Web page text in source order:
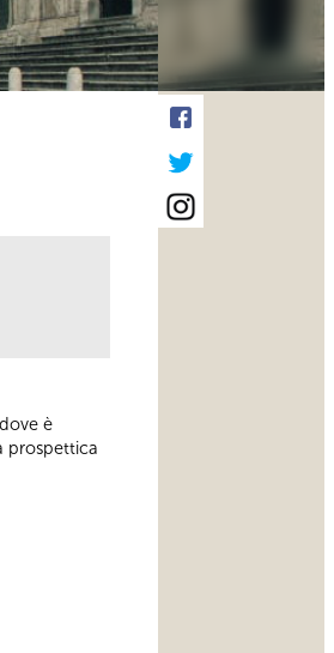
è
prospettica